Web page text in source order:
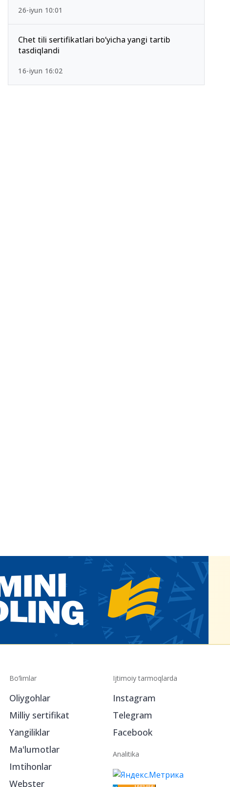
26-iyun 10:01
Chet tili sertifikatlari bo‘yicha yangi tartib
tasdiqlandi
16-iyun 16:02
Bo‘limlar
Oliygohlar
Milliy sertifikat
Yangiliklar
Ma'lumotlar
Imtihonlar
Webster
Ijtimoiy tarmoqlarda
Instagram
Telegram
Facebook
Analitika